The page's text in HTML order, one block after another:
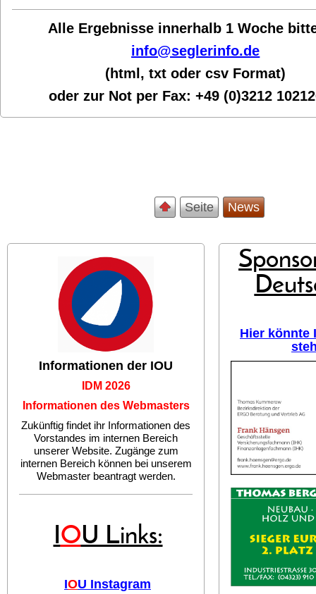
Alle Ergebnisse innerhalb 1 Woche bit
info@seglerinfo.de
(html, txt oder csv Format)
oder zur Not per Fax:+49 (0)3212
Seite News
Informationen der IOU
IDM 2026
Informationen des Webmasters
Zukünftig findet ihr Informationen des
Vorstandes im internen Bereich
unserer Website. Zugänge zum
internen Bereich können bei unserem
Webmaster beantragt werden.
IOU Links:
IOU Instagram
Hier könnte